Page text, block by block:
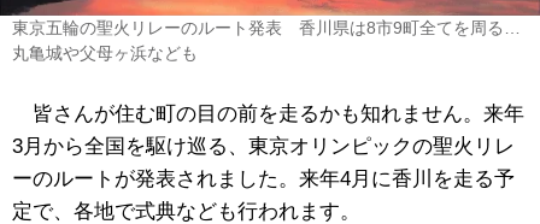
東京五輪の聖火リレーのルート発表 香川県は8市9町全てを周る…
丸亀城や父母ヶ浜なども
皆さんが住む町の目の前を走るかも知れません。来年
3月から全国を駆け巡る、東京オリンピックの聖火リレ
ーのルートが発表されました。来年4月に香川を走る予
定で、各地で式典なども行われます。